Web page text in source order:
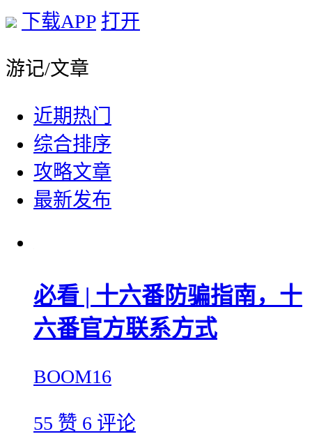
下载APP 打开
游记/文章
近期热门
综合排序
攻略文章
最新发布
必看 | 十六番防骗指南，十
六番官方联系方式
BOOM16
55 赞 6 评论